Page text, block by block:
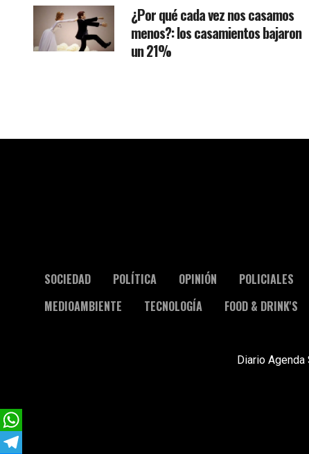
¿Por qué cada vez nos casamos
menos?: los casamientos bajaron
un 21%
SOCIEDAD POLÍTICA OPINIÓN POLICIALES
MEDIOAMBIENTE
TECNOLOGÍA FOOD & DRINK'S
Diario
WhatsApp